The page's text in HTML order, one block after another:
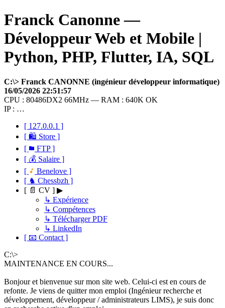
Franck Canonne —
Développeur Web et Mobile |
Python, PHP, Flutter, IA, SQL
C:\> Franck CANONNE (ingénieur développeur informatique)
16/05/2026 22:51:57
CPU : 80486DX2 66MHz — RAM : 640K OK
IP : …
[ 127.0.0.1 ]
[ 🛍 Store ]
[
FTP ]
[ 💰 Salaire ]
[
Benelove ]
[ ♞ Chessbzh ]
[ 📄 CV ] ▶
↳ Expérience
↳ Compétences
↳ Télécharger PDF
↳ LinkedIn
[ 📧 Contact ]
C:\>
MAINTENANCE EN COURS...
Bonjour et bienvenue sur mon site web. Celui-ci est en cours de
refonte. Je viens de quitter mon emploi (Ingénieur recherche et
développement, développeur / administrateurs LIMS), je suis donc